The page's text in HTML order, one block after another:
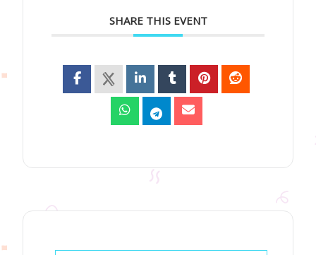
SHARE THIS EVENT